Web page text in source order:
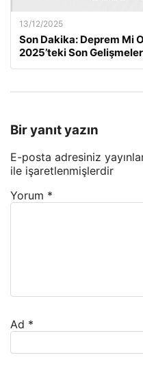
13/12/2025
Son Dakika: Deprem Mi
2025’teki Son
Bir yanıt yazın
E-posta adresiniz
ile işaretlenmişlerdir
Yorum *
Ad *